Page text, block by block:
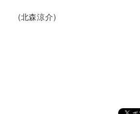
(北森涼介)